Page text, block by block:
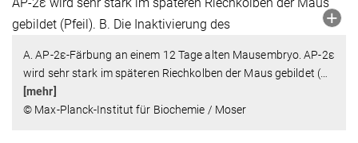
A. AP-2ε-Färbung an einem 12 Tage alten Mausembryo. AP-2ε
wird sehr stark im späteren Riechkolben der Maus gebildet (…
[mehr]
© Max-Planck-Institut für Biochemie / Moser